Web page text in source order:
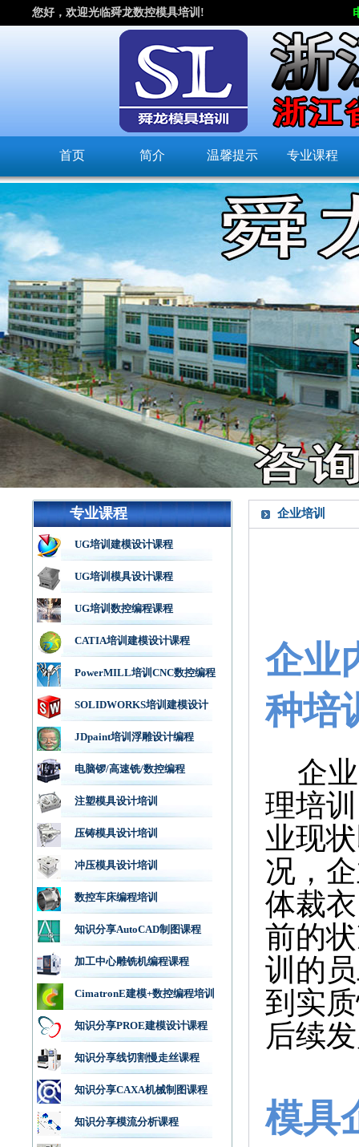
您好，欢迎光临舜龙数控模具培训!
首页 简介 温馨提示 专业课程
专业课程
UG培训建模设计课程
UG培训模具设计课程
UG培训数控编程课程
CATIA培训建模设计课程
PowerMILL培训CNC数控编程
SOLIDWORKS培训建模设计
JDpaint培训浮雕设计编程
电脑锣/高速铣/数控编程
注塑模具设计培训
压铸模具设计培训
冲压模具设计培训
数控车床编程培训
知识分享AutoCAD制图课程
加工中心雕铣机编程课程
CimatronE建模+数控编程培训
知识分享PROE建模设计课程
知识分享线切割慢走丝课程
知识分享CAXA机械制图课程
知识分享模流分析课程
企业培训
企业
种培
企业
理培
业现
况，
体裁
前的
训的
到实
后续
模具